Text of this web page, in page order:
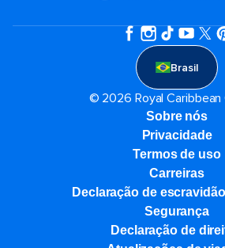
Brasil
© 2026 Royal Caribbean
Sobre nós
Privacidade
Termos de uso
Carreiras
Declaração de
Segurança
Declaração de